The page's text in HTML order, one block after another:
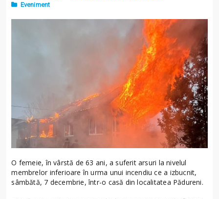
Eveniment
O femeie, în vârstă de 63 ani, a suferit arsuri la nivelul
membrelor inferioare în urma unui incendiu ce a izbucnit,
sâmbătă, 7 decembrie, într-o casă din localitatea Pădureni.